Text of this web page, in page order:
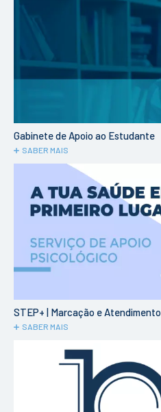
Gabinete de Apoio ao Estudante
SABER MAIS
STEP+ | Marcação e Atendimento
SABER MAIS